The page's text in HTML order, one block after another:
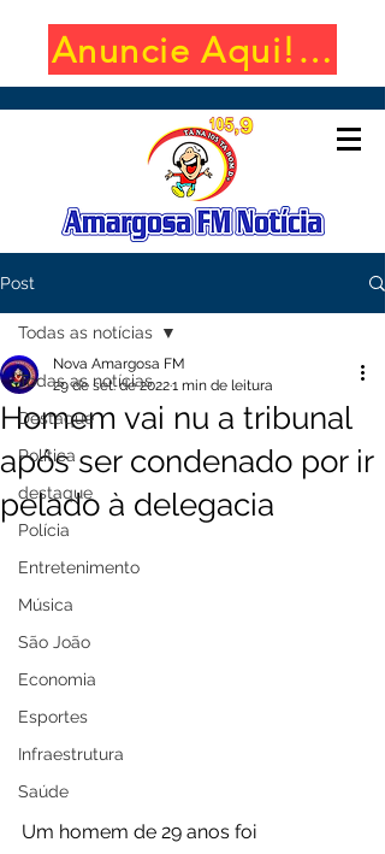
Anuncie Aqui!
Post
Todas as notícias
Destaque
Política
destaque
Polícia
Entretenimento
Música
São João
Economia
Esportes
Infraestrutura
Saúde
Todas as notícias
Homem vai nu a tribunal
após ser condenado por ir
pelado à delegacia
Nova Amargosa FM
29 de set. de 20221 min de leitura
Um homem de 29 anos foi